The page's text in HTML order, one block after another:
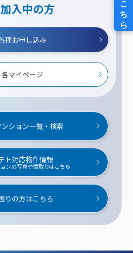
入中の方
種お申し込み
各マイページ
ション一覧・検索
ト対応物件情報
ンの写真や間取りはこちら
りの方はこちら